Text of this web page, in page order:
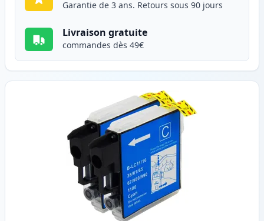
Garantie de 3 ans. Retours sous 90 jours
Livraison gratuite
commandes dès 49€